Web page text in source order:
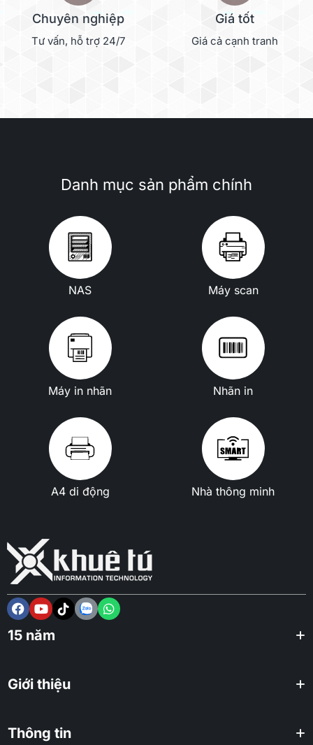
Chuyên nghiệp
Tư vấn, hỗ trợ 24/7
Giá tốt
Giá cả cạnh tranh
Danh mục sản phẩm chính
NAS Máy scan
Máy in nhãn Nhãn in
A4 di động Nhà thông minh
15 năm
Giới thiệu
Thông tin